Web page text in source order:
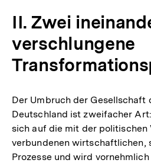
II. Zwei
verschlungene
Der Umbruch der Gesellschaft
Deutschland ist zweifacher
sich auf die mit der politischen
verbundenen wirtschaftlichen,
Prozesse und wird